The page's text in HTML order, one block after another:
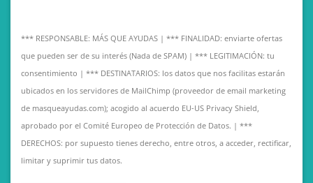
*** RESPONSABLE: MÁS QUE AYUDAS | *** FINALIDAD: enviarte ofertas
que pueden ser de su interés (Nada de SPAM) | *** LEGITIMACIÓN: tu
consentimiento | *** DESTINATARIOS: los datos que nos facilitas estarán
ubicados en los servidores de MailChimp (proveedor de email marketing
de masqueayudas.com); acogido al acuerdo EU-US Privacy Shield,
aprobado por el Comité Europeo de Protección de Datos. | ***
DERECHOS: por supuesto tienes derecho, entre otros, a acceder, rectificar,
limitar y suprimir tus datos.